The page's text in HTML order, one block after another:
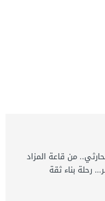
من قاعة المزاد
رحلة بناء ثقة